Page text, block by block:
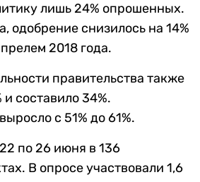
лишь 24% опрошенных.
одобрение снизилось на 14%
2018 года.
правительства также
и составило 34%.
с 51% до 61%.
по 26 июня в 136
В опросе участвовали 1,6